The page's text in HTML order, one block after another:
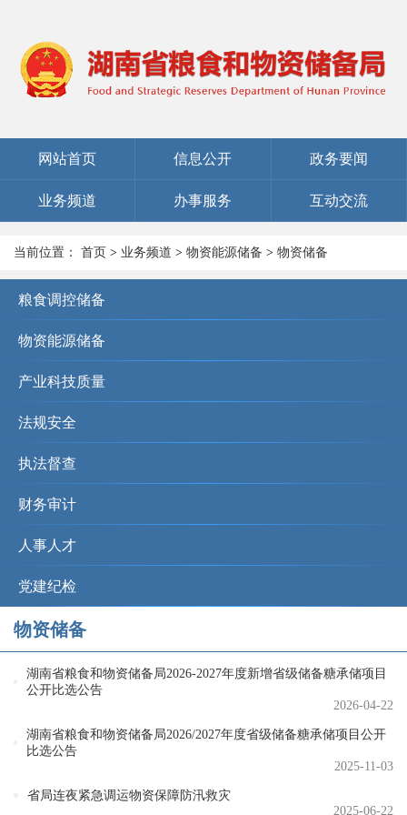
网站首页 信息公开 政务要闻
业务频道 办事服务 互动交流
当前位置： 首页 > 业务频道 > 物资能源储备 > 物资储备
粮食调控储备
物资能源储备
产业科技质量
法规安全
执法督查
财务审计
人事人才
党建纪检
物资储备
湖南省粮食和物资储备局2026-2027年度新增省级储备糖承储项目
公开比选公告
2026-04-22
湖南省粮食和物资储备局2026/2027年度省级储备糖承储项目公开
比选公告
2025-11-03
省局连夜紧急调运物资保障防汛救灾
2025-06-22